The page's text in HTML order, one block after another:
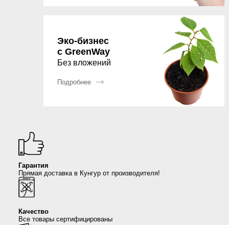
Детская косметика
Эфирные масла
Revitall
Green Fiber
Healthberry
Totty
Эко-бизнес
с GreenWay
Без вложений
Подробнее
Гарантия
Прямая доставка в Кунгур от производителя!
Качество
Все товары сертифицированы